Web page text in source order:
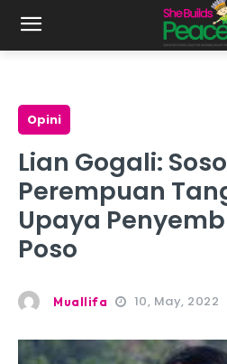
Opini
Lian Gogali:
Perempuan
Upaya
Poso
Muallifa 10, May, 2022